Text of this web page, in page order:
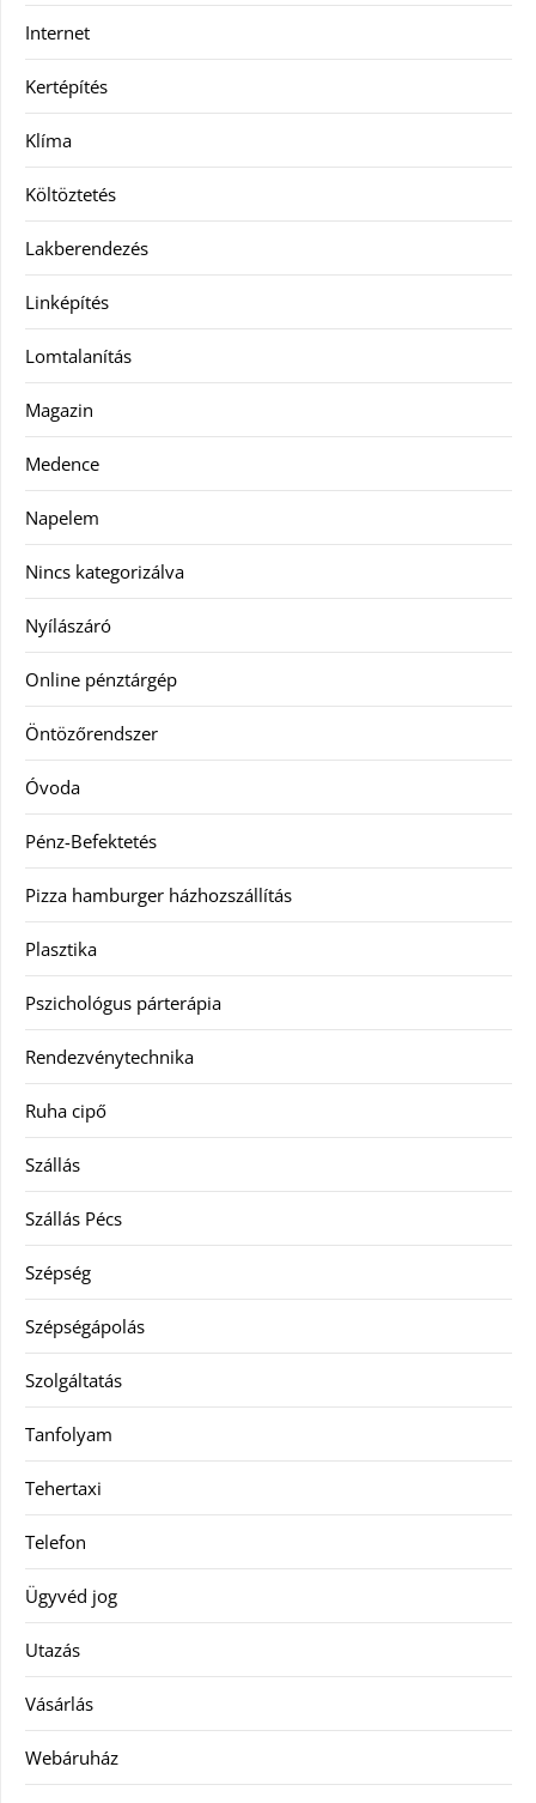
Internet
Kertépítés
Klíma
Költöztetés
Lakberendezés
Linképítés
Lomtalanítás
Magazin
Medence
Napelem
Nincs kategorizálva
Nyílászáró
Online pénztárgép
Öntözőrendszer
Óvoda
Pénz-Befektetés
Pizza hamburger házhozszállítás
Plasztika
Pszichológus párterápia
Rendezvénytechnika
Ruha cipő
Szállás
Szállás Pécs
Szépség
Szépségápolás
Szolgáltatás
Tanfolyam
Tehertaxi
Telefon
Ügyvéd jog
Utazás
Vásárlás
Webáruház